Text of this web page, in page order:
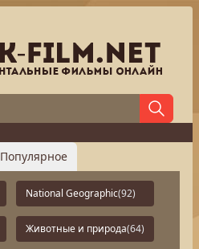
Популярное
National Geographic(92)
Животные и природа(64)